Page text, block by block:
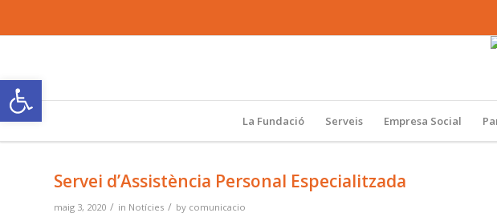
La Fundació Serveis Empresa Social
Servei d’Assistència Personal Especialitzada
maig 3, 2020 / in Notícies / by comunicacio
Obre la barra d'eines